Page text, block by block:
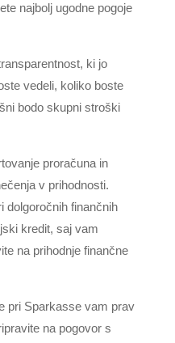
najbolj ugodne pogoje
ki jo
vedeli, koliko boste
bodo skupni stroški
proračuna in
v prihodnosti.
dolgoročnih finančnih
kredit, saj vam
na prihodnje finančne
pri Sparkasse vam prav
na pogovor s